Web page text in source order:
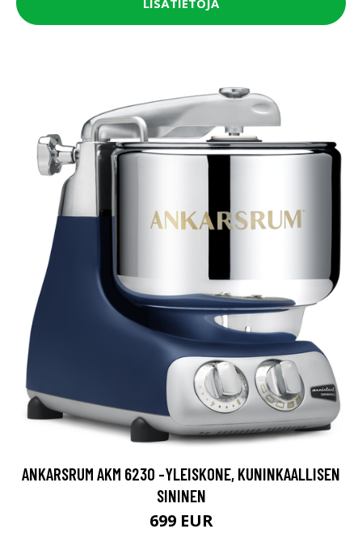
ANKARSRUM AKM 6230 -YLEISKONE, KUNINKAALLISEN
SININEN
699 EUR